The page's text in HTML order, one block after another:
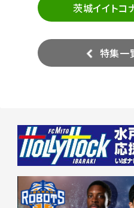
茨城イイトコ
特集一